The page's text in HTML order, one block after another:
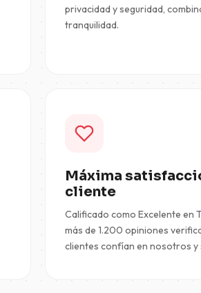
privacidad y seguridad,
tranquilidad.
Máxima
cliente
Calificado como Excelente en
más de 1.200 opiniones
clientes confían en nosotros y